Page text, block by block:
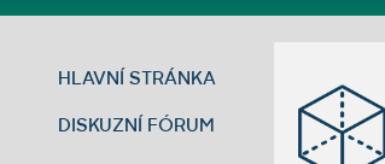
HLAVNÍ STRÁNKA
DISKUZNÍ FÓRUM